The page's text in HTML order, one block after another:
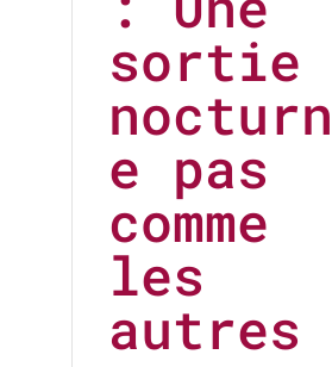
sortie
nocturn
e pas
comme
les
autres